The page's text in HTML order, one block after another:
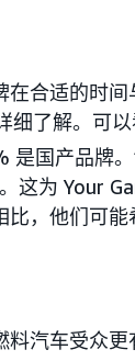
合适的时
细了解。可
国产品牌。
这为 Your
，他们可
汽车受众